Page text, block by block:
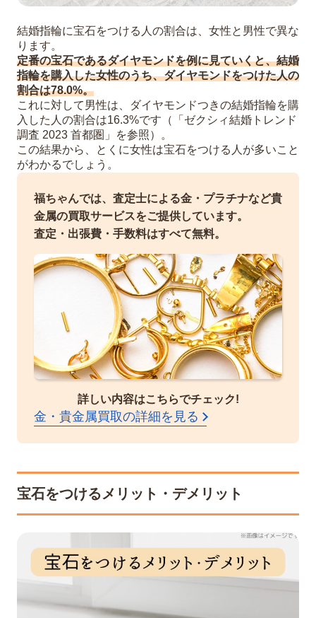
結婚指輪に宝石をつける人の割合は、女性と男性で異な
ります。
定番の宝石であるダイヤモンドを例に見ていくと、結婚
指輪を購入した女性のうち、ダイヤモンドをつけた人の
割合は78.0%。
これに対して男性は、ダイヤモンドつきの結婚指輪を購
入した人の割合は16.3%です（「ゼクシィ結婚トレンド
調査 2023 首都圏」を参照）。
この結果から、とくに女性は宝石をつける人が多いこと
がわかるでしょう。
福ちゃんでは、査定士による金・プラチナなど貴
金属の買取サービスをご提供しています。
査定・出張費・手数料はすべて無料。
詳しい内容はこちらでチェック!
金・貴金属買取の詳細を見る
宝石をつけるメリット・デメリット